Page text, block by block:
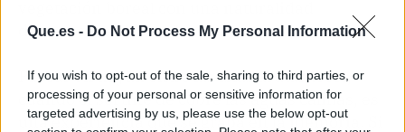
Que.es - Do Not Process My Personal Information
If you wish to opt-out of the sale, sharing to third parties, or
processing of your personal or sensitive information for
targeted advertising by us, please use the below opt-out
desarmante.
Pasear en kayak entre las islas al atardecer,
cuando el sol tiñe de cobre las aguas calmas, es
una experiencia que se graba en la memoria. Si